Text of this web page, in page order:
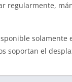
regularmente,
soportan el